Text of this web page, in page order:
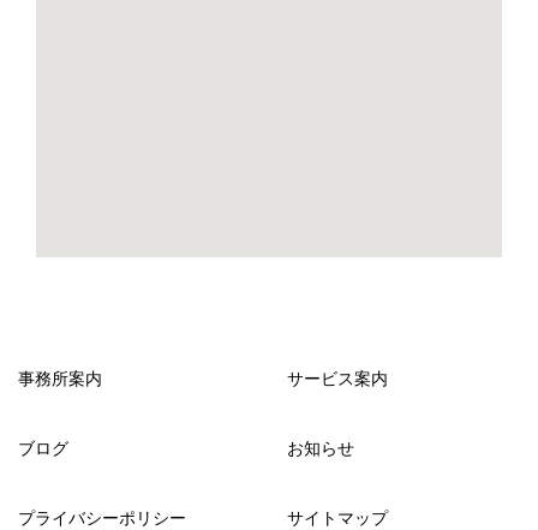
事務所案内 サービス案内
ブログ お知らせ
プライバシーポリシー サイトマップ